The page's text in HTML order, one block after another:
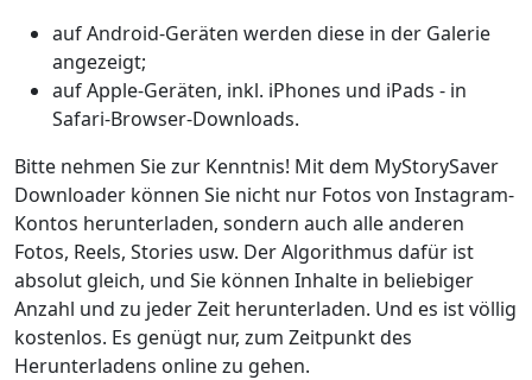
auf Android-Geräten werden diese in der Galerie
angezeigt;
auf Apple-Geräten, inkl. iPhones und iPads - in
Safari-Browser-Downloads.
Bitte nehmen Sie zur Kenntnis! Mit dem MyStorySaver
Downloader können Sie nicht nur Fotos von Instagram-
Kontos herunterladen, sondern auch alle anderen
Fotos, Reels, Stories usw. Der Algorithmus dafür ist
absolut gleich, und Sie können Inhalte in beliebiger
Anzahl und zu jeder Zeit herunterladen. Und es ist völlig
kostenlos. Es genügt nur, zum Zeitpunkt des
Herunterladens online zu gehen.